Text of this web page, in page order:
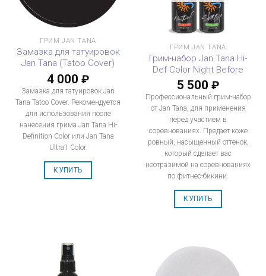
ГРИМ JAN TANA
Замазка для татуировок
Jan Tana (Tatoo Cover)
4 000 ₽
Замазка для татуировок Jan
Tana Tatoo Cover. Рекомендуется
для использования после
нанесения грима Jan Tana Hi-
Definition Color или Jan Tana
Ultra1 Color.
КУПИТЬ
ГРИМ JAN TANA
Грим-набор Jan Tana Hi-
Def Color Night Before
5 500 ₽
Профессиональный грим-набор
от Jan Tana, для применения
перед участием в
соревнованиях. Предает коже
ровный, насыщенный оттенок,
который сделает вас
неотразимой на соревнованиях
по фитнес-бикини.
КУПИТЬ